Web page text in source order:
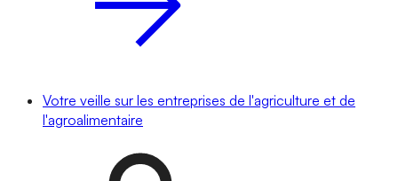
Votre veille sur les entreprises de l'agriculture et de
l'agroalimentaire